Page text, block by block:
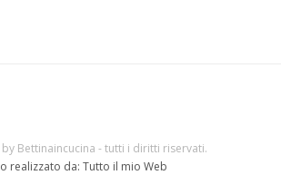
Bettinaincucina - tutti i diritti riservati.
realizzato da: Tutto il mio Web